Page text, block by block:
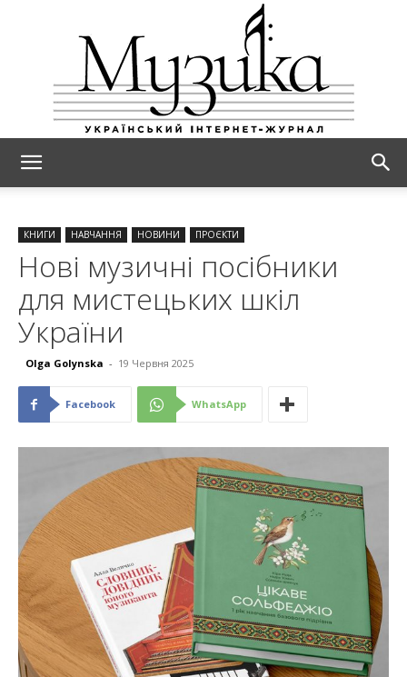
КНИГИ НАВЧАННЯ НОВИНИ ПРОЄКТИ
Нові музичні посібники
для мистецьких шкіл
України
Olga Golynska - 19 Червня 2025
Facebook WhatsApp